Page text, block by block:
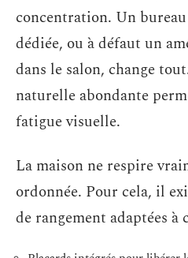
concentration. Un
dédiée, ou à défaut un
dans le salon, change
naturelle abondante
fatigue visuelle.
La maison ne respire
ordonnée. Pour cela, il
de rangement adaptées